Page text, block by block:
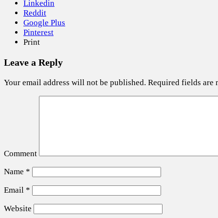
Linkedin
Reddit
Google Plus
Pinterest
Print
Leave a Reply
Your email address will not be published. Required fields are
Comment
Name *
Email *
Website